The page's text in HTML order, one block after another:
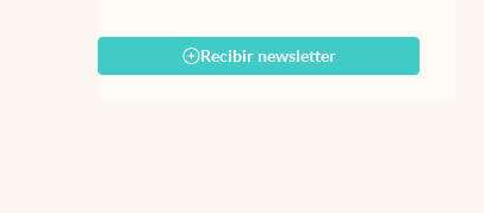
Recibir newsletter